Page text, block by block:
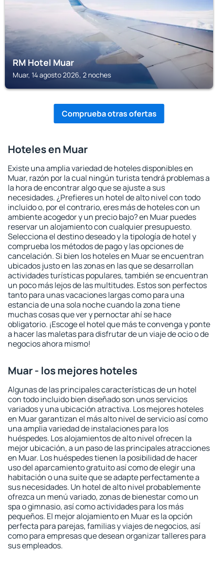
RM Hotel Muar
Muar, 14 agosto 2026, 2 noches
Comprueba otras ofertas
Hoteles en Muar
Existe una amplia variedad de hoteles disponibles en
Muar, razón por la cual ningún turista tendrá problemas a
la hora de encontrar algo que se ajuste a sus
necesidades. ¿Prefieres un hotel de alto nivel con todo
incluido o, por el contrario, eres más de hoteles con un
ambiente acogedor y un precio bajo? en Muar puedes
reservar un alojamiento con cualquier presupuesto.
Selecciona el destino deseado y la tipología de hotel y
comprueba los métodos de pago y las opciones de
cancelación. Si bien los hoteles en Muar se encuentran
ubicados justo en las zonas en las que se desarrollan
actividades turísticas populares, también se encuentran
un poco más lejos de las multitudes. Estos son perfectos
tanto para unas vacaciones largas como para una
estancia de una sola noche cuando la zona tiene
muchas cosas que ver y pernoctar ahí se hace
obligatorio. ¡Escoge el hotel que más te convenga y ponte
a hacer las maletas para disfrutar de un viaje de ocio o de
negocios ahora mismo!
Muar - los mejores hoteles
Algunas de las principales características de un hotel
con todo incluido bien diseñado son unos servicios
variados y una ubicación atractiva. Los mejores hoteles
en Muar garantizan el más alto nivel de servicio así como
una amplia variedad de instalaciones para los
huéspedes. Los alojamientos de alto nivel ofrecen la
mejor ubicación, a un paso de las principales atracciones
en Muar. Los huéspedes tienen la posibilidad de hacer
uso del aparcamiento gratuito así como de elegir una
habitación o una suite que se adapte perfectamente a
sus necesidades. Un hotel de alto nivel probablemente
ofrezca un menú variado, zonas de bienestar como un
spa o gimnasio, así como actividades para los más
pequeños. El mejor alojamiento en Muar es la opción
perfecta para parejas, familias y viajes de negocios, así
como para empresas que desean organizar talleres para
sus empleados.